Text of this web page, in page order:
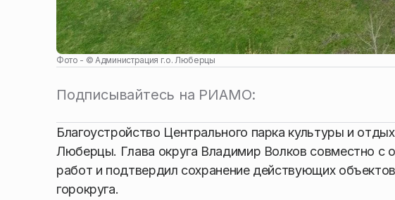
Фото - ©Администрация г.о. Люберцы
Подписывайтесь на РИАМО:
Благоустройство Центрального парка культуры и
Люберцы. Глава округа Владимир Волков совместно с
работ и подтвердил сохранение действующих
горокруга.